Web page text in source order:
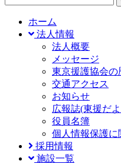
ホーム
法人情報
法人概要
メッセージ
東京援護協会の
交通アクセス
お知らせ
広報誌(東援だ
役員名簿
個人情報保護
採用情報
施設一覧